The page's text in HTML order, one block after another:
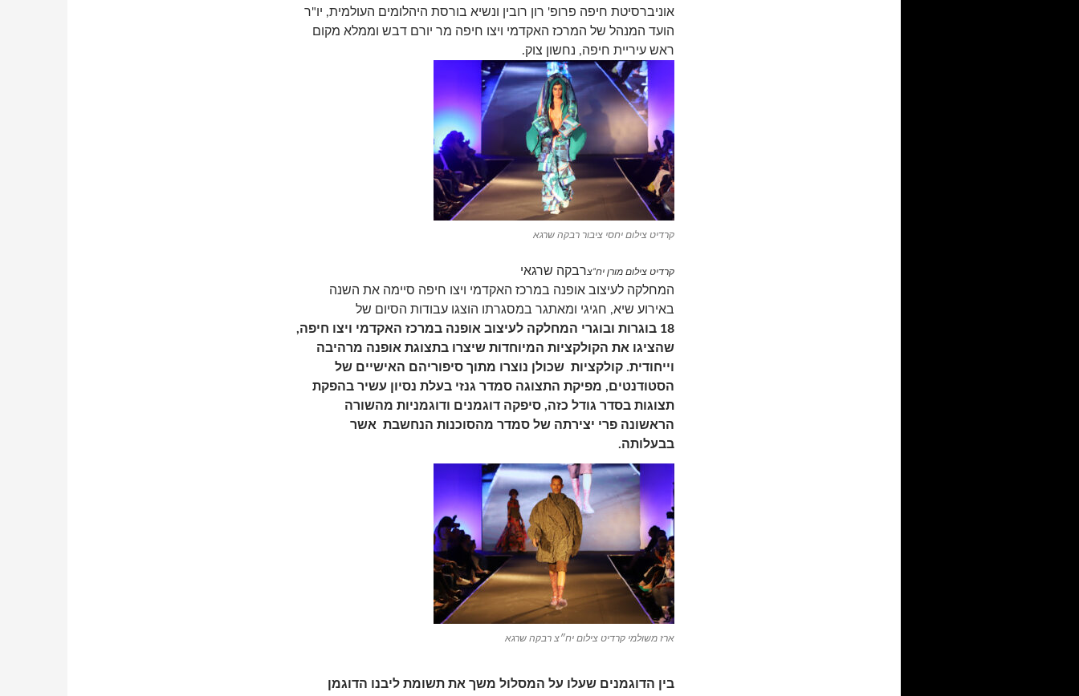
אוניברסיטת חיפה פרופ' רון רובין ונשיא בורסת היהלומים העולמית, יו"ר
הועד המנהל של המרכז האקדמי ויצו חיפה מר יורם דבש וממלא מקום
ראש עיריית חיפה, נחשון צוק.
קרדיט צילום יחסי ציבור רבקה שרגא
קרדיט צילום מורן יח”צרבקה שרגאי
המחלקה לעיצוב אופנה במרכז האקדמי ויצו חיפה סיימה את השנה
באירוע שיא, חגיגי ומאתגר במסגרתו הוצגו עבודות הסיום של
18 בוגרות ובוגרי המחלקה לעיצוב אופנה במרכז האקדמי ויצו חיפה,
שהציגו את הקולקציות המיוחדות שיצרו בתצוגת אופנה מרהיבה
וייחודית. קולקציות שכולן נוצרו מתוך סיפוריהם האישיים של
הסטודנטים, מפיקת התצוגה סמדר גנזי בעלת נסיון עשיר בהפקת
תצוגות בסדר גודל כזה, סיפקה דוגמנים ודוגמניות מהשורה
הראשונה פרי יצירתה של סמדר מהסוכנות הנחשבת אשר
בבעלותה.
ארז משולמי קרדיט צילום יח״צ רבקה שרגא
בין הדוגמנים שעלו על המסלול משך את תשומת ליבנו הדוגמן